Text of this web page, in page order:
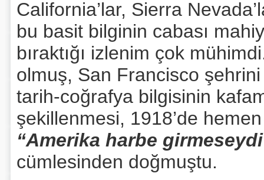
California’lar, Sierra
bu basit bilginin cabası
bıraktığı izlenim çok
olmuş, San Francisco
tarih-coğrafya bilgisinin
şekillenmesi, 1918’de
“Amerika harbe
cümlesinden doğmuştu.